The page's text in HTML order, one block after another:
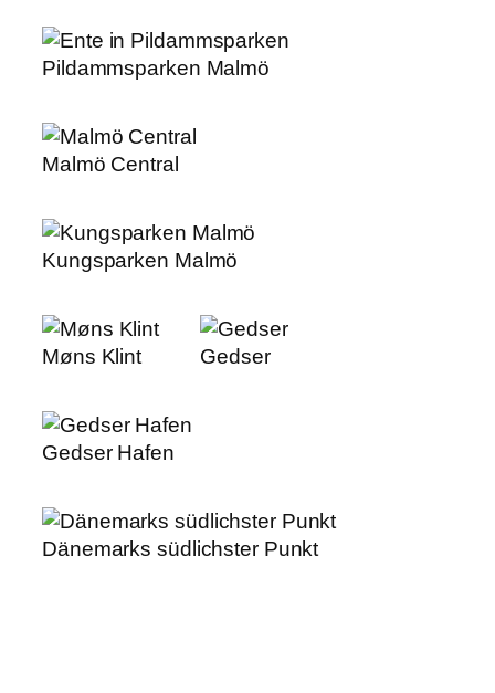
Pildammsparken Malmö
Malmö Central
Kungsparken Malmö
Møns Klint Gedser
Gedser Hafen
Dänemarks südlichster Punkt